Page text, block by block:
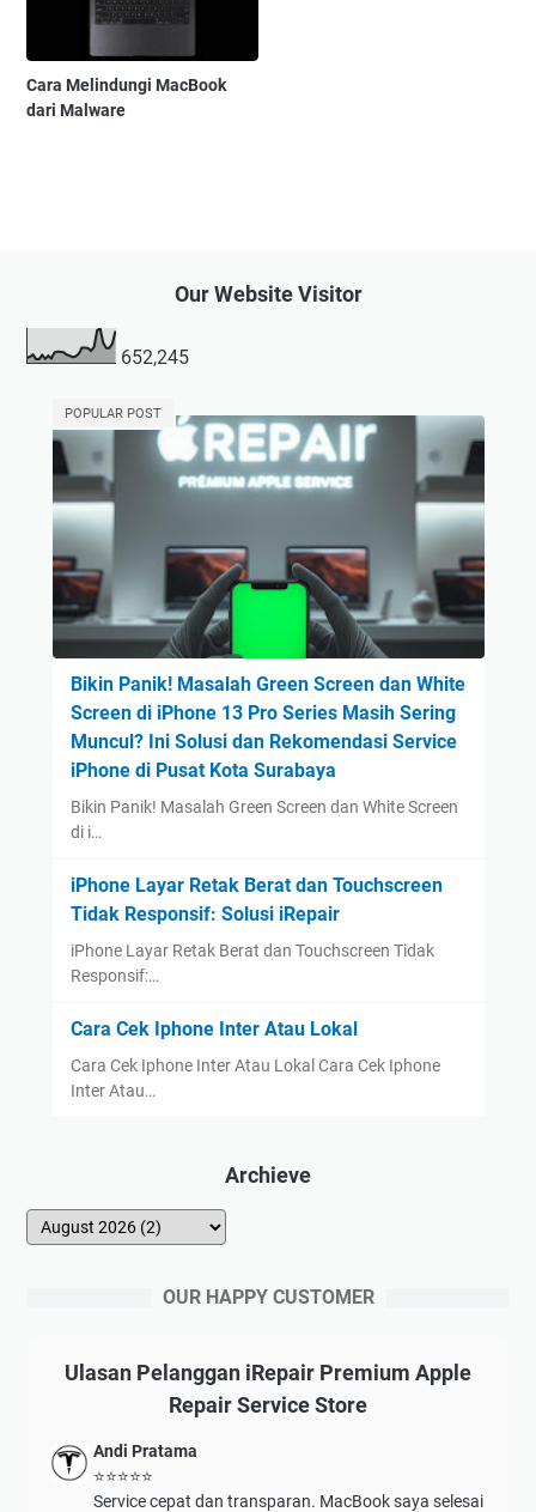
Cara Melindungi MacBook
dari Malware
Our Website Visitor
652,245
POPULAR POST
Bikin Panik! Masalah Green Screen dan White
Screen di iPhone 13 Pro Series Masih Sering
Muncul? Ini Solusi dan Rekomendasi Service
iPhone di Pusat Kota Surabaya
Bikin Panik! Masalah Green Screen dan White Screen
di i…
iPhone Layar Retak Berat dan Touchscreen
Tidak Responsif: Solusi iRepair
iPhone Layar Retak Berat dan Touchscreen Tidak
Responsif:…
Cara Cek Iphone Inter Atau Lokal
Cara Cek Iphone Inter Atau Lokal Cara Cek Iphone
Inter Atau…
Archieve
OUR HAPPY CUSTOMER
Ulasan Pelanggan iRepair Premium Apple
Repair Service Store
Andi Pratama
⭐⭐⭐⭐⭐
Service cepat dan transparan. MacBook saya selesai